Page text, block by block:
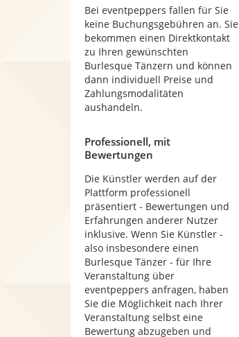
Bei eventpeppers fallen für Sie
keine Buchungsgebühren an. Sie
bekommen einen Direktkontakt
zu Ihren gewünschten
Burlesque Tänzern und können
dann individuell Preise und
Zahlungsmodalitäten
aushandeln.
Professionell, mit
Bewertungen
Die Künstler werden auf der
Plattform professionell
präsentiert - Bewertungen und
Erfahrungen anderer Nutzer
inklusive. Wenn Sie Künstler -
also insbesondere einen
Burlesque Tänzer - für Ihre
Veranstaltung über
eventpeppers anfragen, haben
Sie die Möglichkeit nach Ihrer
Veranstaltung selbst eine
Bewertung abzugeben und